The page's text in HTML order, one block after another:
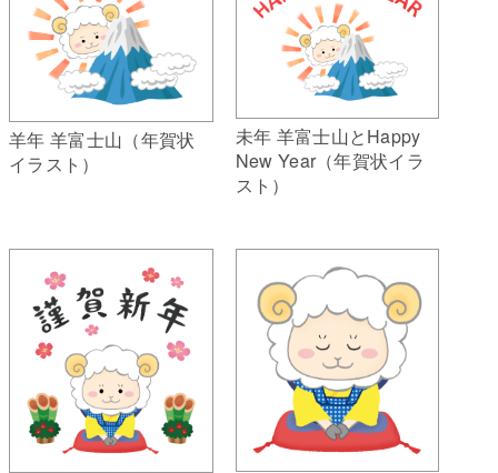
羊年 羊富士山（年賀状
イラスト）
未年 羊富士山とHappy
New Year（年賀状イラ
スト）